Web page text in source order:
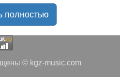
коллекцию композиций
стилистиках,
вплоть до кыргызского
желающих, кто стремится
полностью
© kgz-music.com